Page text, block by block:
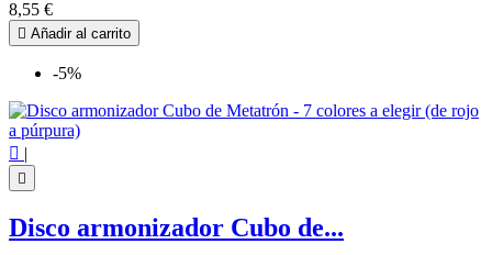
8,55 €
 Añadir al carrito
-5%


Disco armonizador Cubo de...